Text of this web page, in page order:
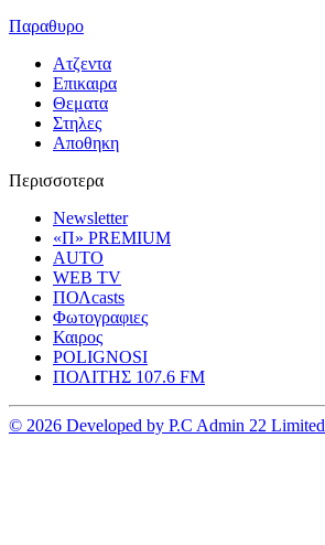
Παραθυρο
Ατζεντα
Επικαιρα
Θεματα
Στηλες
Αποθηκη
Περισσοτερα
Newsletter
«Π» PREMIUM
AUTO
WEB TV
ΠΟΛcasts
Φωτογραφιες
Καιρος
POLIGNOSI
ΠΟΛΙΤΗΣ 107.6 FM
© 2026 Developed by P.C Admin 22 Limited